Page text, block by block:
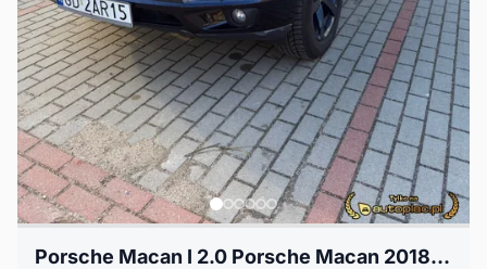
Porsche Macan I 2.0 Porsche Macan 2018– Super wyposażony